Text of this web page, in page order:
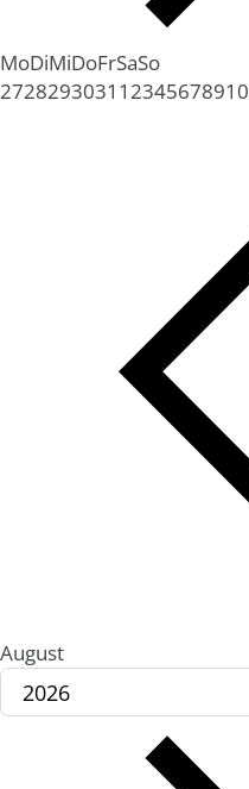
MoDiMiDoFrSaSo
2728293031 12345678910
August